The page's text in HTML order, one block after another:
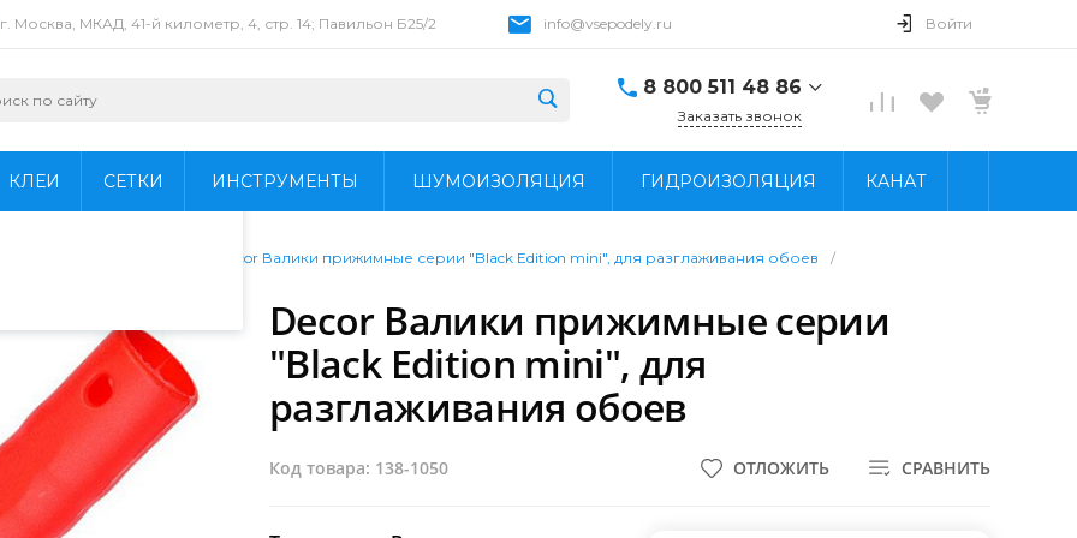
и
.
г. Москва, МКАД, 41-й километр, 4, стр. 14; Павильон Б25/2 info@vsepodely.ru Войти
8 800 511 48 86
г. Москва, МКАД, 41-
14; Павильон Б25/2
info@vsepodely.ru
Заказать звонок
КЛЕИ СЕТКИ ИНСТРУМЕНТЫ ШУМОИЗОЛЯЦИЯ ГИДРОИЗОЛЯЦИЯ КАНАТ
Decor Валики прижимные серии "Black Edition mini", для разглаживания обоев /
Decor Валики прижимные серии
"Black Edition mini", для
разглаживания обоев
Код товара: 138-1050 СРАВНИТЬ
ОТЛОЖИТЬ